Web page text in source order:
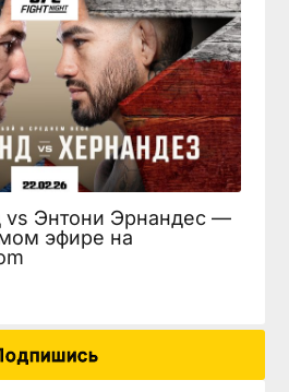
vs Энтони Эрнандес —
эфире на